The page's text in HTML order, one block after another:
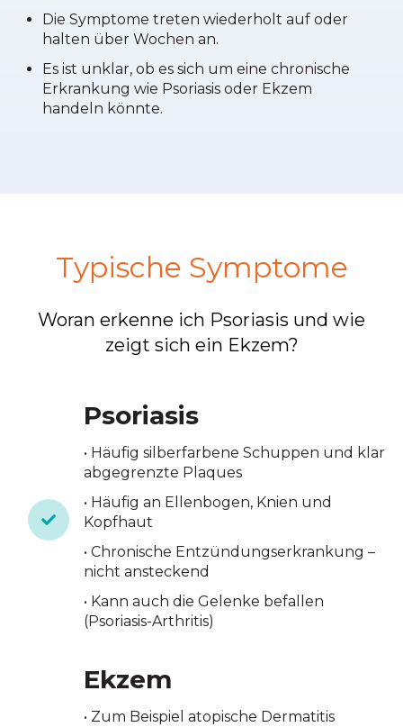
Die Symptome treten wiederholt auf oder
halten über Wochen an.
Es ist unklar, ob es sich um eine chronische
Erkrankung wie Psoriasis oder Ekzem
handeln könnte.
Typische Symptome
Woran erkenne ich Psoriasis und wie
zeigt sich ein Ekzem?
Psoriasis
• Häufig silberfarbene Schuppen und klar
abgegrenzte Plaques
• Häufig an Ellenbogen, Knien und
Kopfhaut
• Chronische Entzündungserkrankung –
nicht ansteckend
• Kann auch die Gelenke befallen
(Psoriasis-Arthritis)
Ekzem
• Zum Beispiel atopische Dermatitis